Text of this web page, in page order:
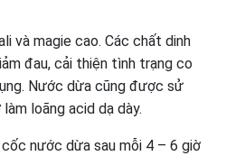
và magie cao. Các chất dinh
đau, cải thiện tình trạng co
Nước dừa cũng được sử
loãng acid dạ dày.
nước dừa sau mỗi 4 – 6 giờ